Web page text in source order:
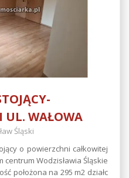
UL. WAŁOWA
Śląski
o powierzchni całkowitej
centrum Wodzisławia Śląskie
położona na 295 m2 działc